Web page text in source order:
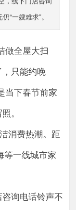
“一嫂难求”。
做全屋大扫
只能约晚
当下春节前家
。
消费热潮。距
等一线城市家
询电话铃声不